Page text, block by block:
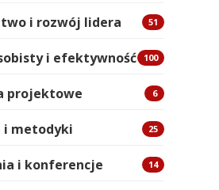
i rozwój lidera 51
i efektywność 100
projektowe 6
metodyki 25
i konferencje 14